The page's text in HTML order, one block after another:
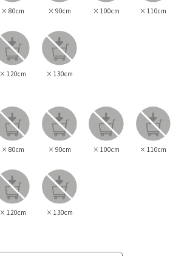
× 80cm × 90cm × 100cm × 110cm
× 120cm × 130cm
× 80cm × 90cm × 100cm × 110cm
× 120cm × 130cm